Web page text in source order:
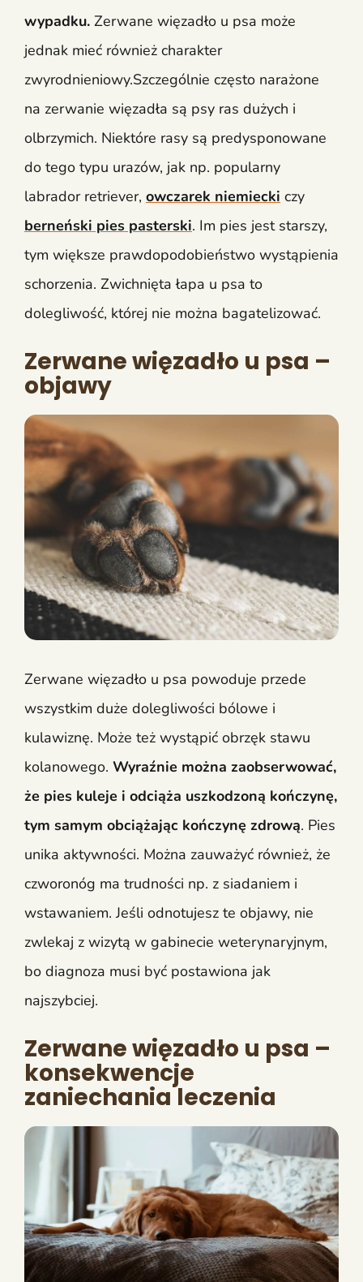
wypadku. Zerwane więzadło u psa może
jednak mieć również charakter
zwyrodnieniowy.Szczególnie często narażone
na zerwanie więzadła są psy ras dużych i
olbrzymich. Niektóre rasy są predysponowane
do tego typu urazów, jak np. popularny
labrador retriever, owczarek niemiecki czy
berneński pies pasterski. Im pies jest starszy,
tym większe prawdopodobieństwo wystąpienia
schorzenia. Zwichnięta łapa u psa to
dolegliwość, której nie można bagatelizować.
Zerwane więzadło u psa –
objawy
Zerwane więzadło u psa powoduje przede
wszystkim duże dolegliwości bólowe i
kulawiznę. Może też wystąpić obrzęk stawu
kolanowego. Wyraźnie można zaobserwować,
że pies kuleje i odciąża uszkodzoną kończynę,
tym samym obciążając kończynę zdrową. Pies
unika aktywności. Można zauważyć również, że
czworonóg ma trudności np. z siadaniem i
wstawaniem. Jeśli odnotujesz te objawy, nie
zwlekaj z wizytą w gabinecie weterynaryjnym,
bo diagnoza musi być postawiona jak
najszybciej.
Zerwane więzadło u psa –
konsekwencje
zaniechania leczenia